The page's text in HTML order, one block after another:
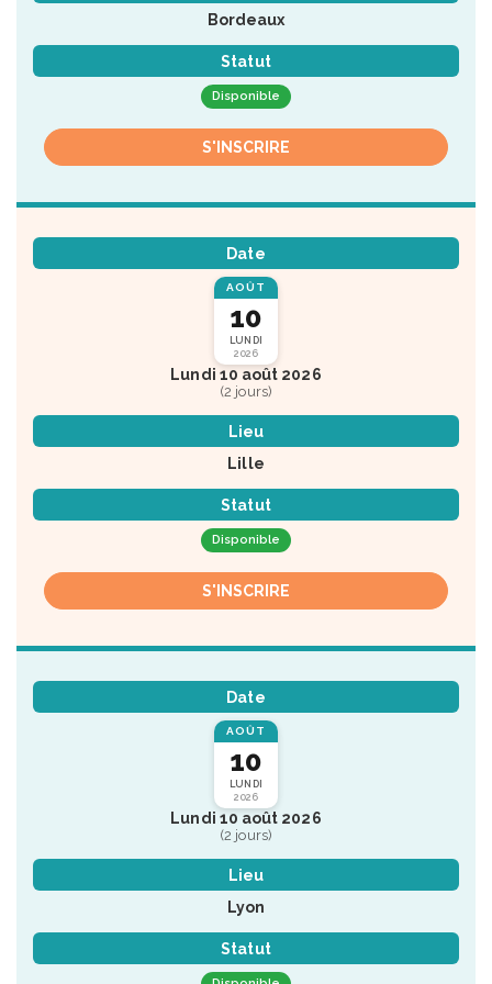
Bordeaux
Statut
Disponible
S'INSCRIRE
Date
AOÛT
10
LUNDI
2026
Lundi 10 août 2026
(2 jours)
Lieu
Lille
Statut
Disponible
S'INSCRIRE
Date
AOÛT
10
LUNDI
2026
Lundi 10 août 2026
(2 jours)
Lieu
Lyon
Statut